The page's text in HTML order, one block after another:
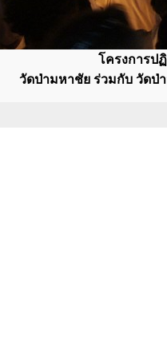
โครงการป
วัดป่ามหาชัย ร่วมกับ วัดป่